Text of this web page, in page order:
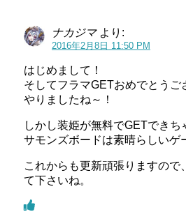
ナカジマ より:
2016年2月8日 11:50 PM
はじめまして！
そしてフラマGETおめでとうご
やりましたね～！
しかし装姫が無料でGETでき
サモンズボードは素晴らしい
これからも更新頑張りますので
て下さいね。